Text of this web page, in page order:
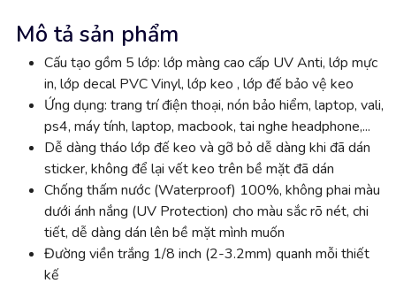
Mô tả sản phẩm
Cấu tạo gồm 5 lớp: lớp màng cao cấp UV Anti, lớp mực
in, lớp decal PVC Vinyl, lớp keo , lớp đế bảo vệ keo
Ứng dụng: trang trí điện thoại, nón bảo hiểm, laptop, vali,
ps4, máy tính, laptop, macbook, tai nghe headphone,...
Dễ dàng tháo lớp đế keo và gỡ bỏ dễ dàng khi đã dán
sticker, không để lại vết keo trên bề mặt đã dán
Chống thấm nước (Waterproof) 100%, không phai màu
dưới ánh nắng (UV Protection) cho màu sắc rõ nét, chi
tiết, dễ dàng dán lên bề mặt mình muốn
Đường viền trắng 1/8 inch (2-3.2mm) quanh mỗi thiết
kế